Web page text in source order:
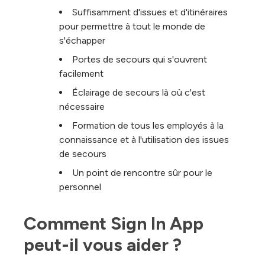
Suffisamment d'issues et d'itinéraires
pour permettre à tout le monde de
s'échapper
Portes de secours qui s'ouvrent
facilement
Éclairage de secours là où c'est
nécessaire
Formation de tous les employés à la
connaissance et à l'utilisation des issues
de secours
Un point de rencontre sûr pour le
personnel
Comment Sign In App
peut-il vous aider ?